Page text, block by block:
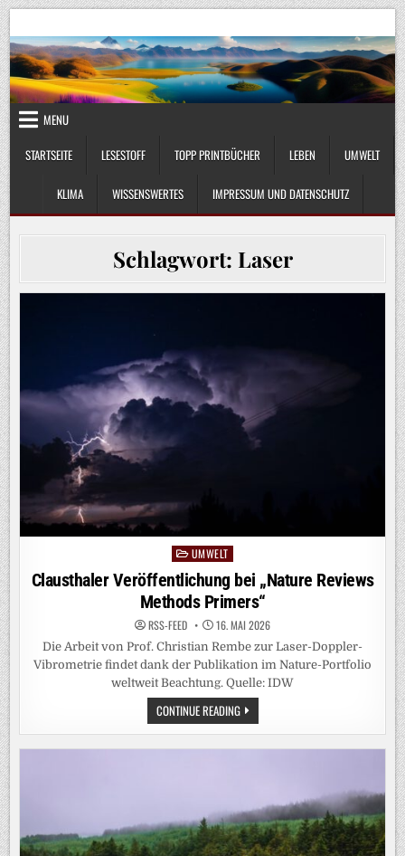
Skip
to
content
UmweltKlima.com
MENU
STARTSEITE
LESESTOFF TOPP PRINTBÜCHER LEBEN UMWELT
KLIMA WISSENSWERTES IMPRESSUM UND DATENSCHUTZ
Schlagwort: Laser
Posted
in
UMWELT
Clausthaler Veröffentlichung bei „Nature Reviews
Methods Primers“
RSS-FEED 16. MAI 2026
Die Arbeit von Prof. Christian Rembe zur Laser-Doppler-
Vibrometrie findet dank der Publikation im Nature-Portfolio
weltweit Beachtung. Quelle: IDW
CONTINUE READINGCLAUSTHALER
VERÖFFENTLICHUNG
BEI
„NATURE